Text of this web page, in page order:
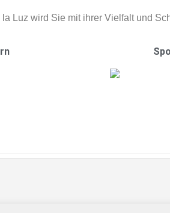
Luz wird Sie mit ihrer Vielfalt und